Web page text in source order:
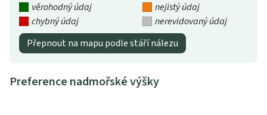
věrohodný údaj
nejistý údaj
chybný údaj
nerevidovaný údaj
Přepnout na mapu podle stáří nálezu
Preference nadmořské výšky